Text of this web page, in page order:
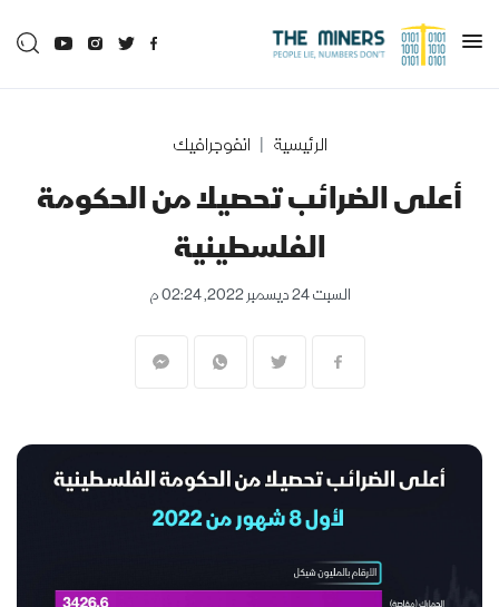
الرئيسية انفوجرافيك
أعلى الضرائب تحصيلا من الحكومة
الفلسطينية
السبت 24 ديسمبر 2022, 02:24 م